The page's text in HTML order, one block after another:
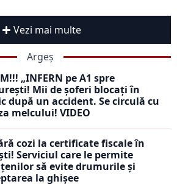
Vezi mai multe
Argeș
„INFERN pe A1 spre
Mii de șoferi blocați în
după un accident. Se circulă cu
melcului! VIDEO
cozi la certificate fiscale în
Serviciul care le permite
să evite drumurile și
la ghișee